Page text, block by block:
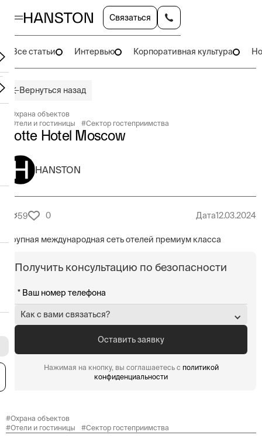
Связаться
Все статьи Интервью Корпоративная культура
Вернуться назад
Lotte Hotel Moscow
Охрана объектов
Отели и гостиницы #Сектор гостеприимства
HANSTON
59 0 Дата12.03.2024
Крупная международная сеть отелей премиум класса
Получить консультацию по безопасности
Как с вами связаться?
Нажимая на кнопку, вы соглашаетесь с политикой
конфиденциальности
#Охрана объектов
#Отели и гостиницы #Сектор гостеприимства